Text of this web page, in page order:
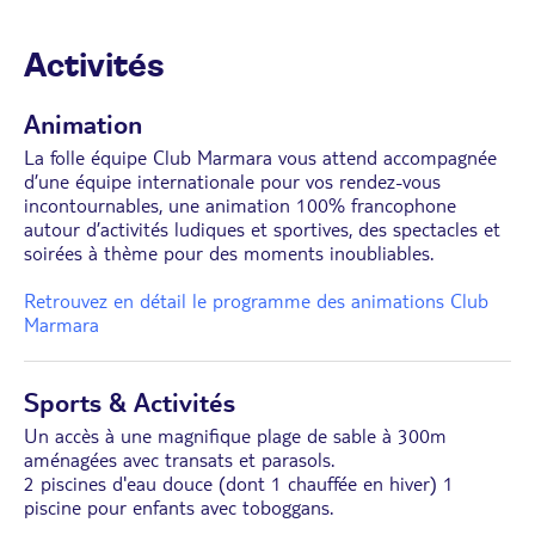
Activités
Animation
La folle équipe Club Marmara vous attend accompagnée
d’une équipe internationale pour vos rendez-vous
incontournables, une animation 100% francophone
autour d’activités ludiques et sportives, des spectacles et
soirées à thème pour des moments inoubliables.
Retrouvez en détail le programme des animations Club
Marmara
Sports & Activités
Un accès à une magnifique plage de sable à 300m
aménagées avec transats et parasols.
2 piscines d'eau douce (dont 1 chauffée en hiver) 1
piscine pour enfants avec toboggans.